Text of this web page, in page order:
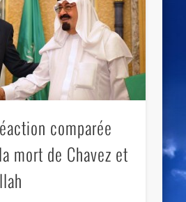
comparée
mort de Chavez et